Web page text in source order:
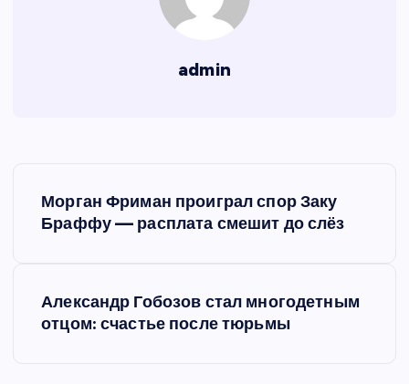
admin
Морган Фриман проиграл спор Заку
Браффу — расплата смешит до слёз
Александр Гобозов стал многодетным
отцом: счастье после тюрьмы